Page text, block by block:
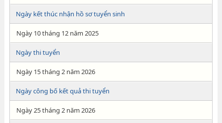
Ngày kết thúc nhận hồ sơ tuyển sinh
Ngày 10 tháng 12 năm 2025
Ngày thi tuyển
Ngày 15 tháng 2 năm 2026
Ngày công bố kết quả thi tuyển
Ngày 25 tháng 2 năm 2026